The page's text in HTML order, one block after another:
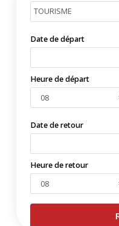
Date de départ
Heure de départ
Date de retour
Heure de retour